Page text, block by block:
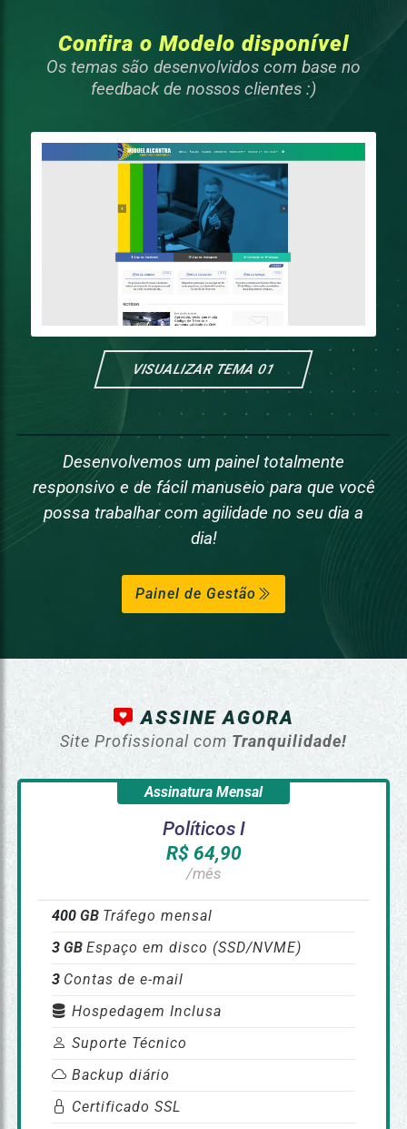
Confira o Modelo disponível
Os temas são desenvolvidos com base no
feedback de nossos clientes :)
VISUALIZAR TEMA 01
Desenvolvemos um painel totalmente
responsivo e de fácil manuseio para que você
possa trabalhar com agilidade no seu dia a
dia!
Painel de Gestão
ASSINE AGORA
Site Profissional com Tranquilidade!
Assinatura Mensal
Políticos I
R$ 64,90
/mês
400 GB Tráfego mensal
3 GB Espaço em disco (SSD/NVME)
3 Contas de e-mail
Hospedagem Inclusa
Suporte Técnico
Backup diário
Certificado SSL